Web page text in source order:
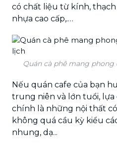
có chất liệu từ kính,
nhựa cao cấp,.…
Quán cà phê mang
Nếu quán cafe của bạn
trung niên và lớn tuổi,
chính là những nội thất
không quá cầu kỳ kiểu
nhung, dạ...